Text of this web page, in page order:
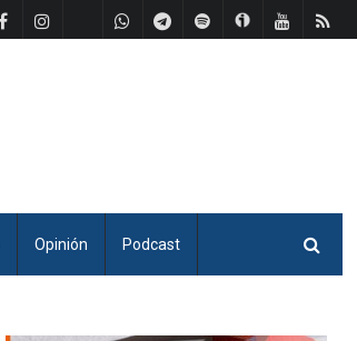
Opinión Podcast